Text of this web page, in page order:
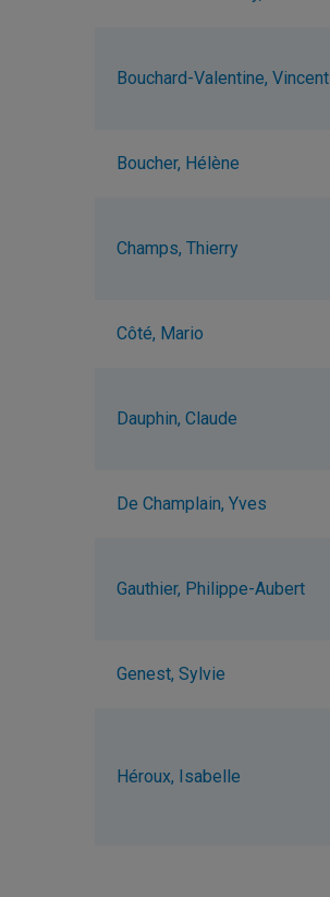
Bouchard-Valentine, Vincent
Boucher, Hélène
Champs, Thierry
Côté, Mario
Dauphin, Claude
De Champlain, Yves
Gauthier, Philippe-Aubert
Genest, Sylvie
Héroux, Isabelle